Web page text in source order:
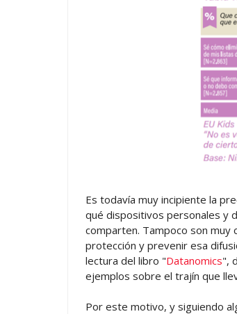
Es todavía muy incipiente la
qué dispositivos personales y
comparten. Tampoco son muy
protección y prevenir esa
lectura del libro "Datanomics",
ejemplos sobre el trajín que
Por este motivo, y siguiendo